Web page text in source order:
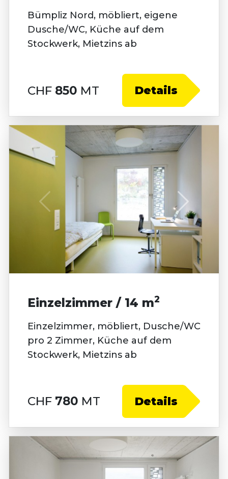
Bümpliz Nord, möbliert, eigene
Dusche/WC, Küche auf dem
Stockwerk, Mietzins ab
CHF 850 MT Details
Einzelzimmer / 14 m2
Einzelzimmer, möbliert, Dusche/WC
pro 2 Zimmer, Küche auf dem
Stockwerk, Mietzins ab
CHF 780 MT Details